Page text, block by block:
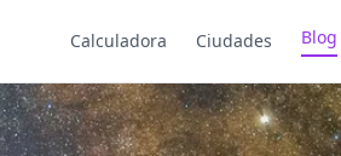
Calculadora Ciudades Blog